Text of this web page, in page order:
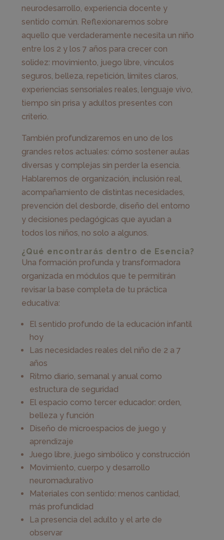
neurodesarrollo, experiencia docente y
sentido común. Reflexionaremos sobre
aquello que verdaderamente necesita un niño
entre los 2 y los 7 años para crecer con
solidez: movimiento, juego libre, vínculos
seguros, belleza, repetición, límites claros,
experiencias sensoriales reales, lenguaje vivo,
tiempo sin prisa y adultos presentes con
criterio.
También profundizaremos en uno de los
grandes retos actuales: cómo sostener aulas
diversas y complejas sin perder la esencia.
Hablaremos de organización, inclusión real,
acompañamiento de distintas necesidades,
prevención del desborde, diseño del entorno
y decisiones pedagógicas que ayudan a
todos los niños, no solo a algunos.
¿Qué encontrarás dentro de Esencia?
Una formación profunda y transformadora
organizada en módulos que te permitirán
revisar la base completa de tu práctica
educativa:
El sentido profundo de la educación infantil
hoy
Las necesidades reales del niño de 2 a 7
años
Ritmo diario, semanal y anual como
estructura de seguridad
El espacio como tercer educador: orden,
belleza y función
Diseño de microespacios de juego y
aprendizaje
Juego libre, juego simbólico y construcción
Movimiento, cuerpo y desarrollo
neuromadurativo
Materiales con sentido: menos cantidad,
más profundidad
La presencia del adulto y el arte de
observar